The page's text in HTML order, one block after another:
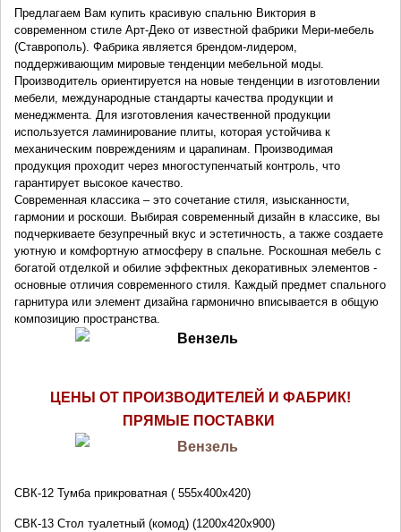
Предлагаем Вам купить красивую спальню Виктория в
современном стиле Арт-Деко от известной фабрики Мери-мебель
(Ставрополь). Фабрика является брендом-лидером,
поддерживающим мировые тенденции мебельной моды.
Производитель ориентируется на новые тенденции в изготовлении
мебели, международные стандарты качества продукции и
менеджмента. Для изготовления качественной продукции
используется ламинирование плиты, которая устойчива к
механическим повреждениям и царапинам. Производимая
продукция проходит через многоступенчатый контроль, что
гарантирует высокое качество.
Современная классика – это сочетание стиля, изысканности,
гармонии и роскоши. Выбирая современный дизайн в классике, вы
подчеркиваете безупречный вкус и эстетичность, а также создаете
уютную и комфортную атмосферу в спальне. Роскошная мебель с
богатой отделкой и обилие эффектных декоративных элементов -
основные отличия современного стиля. Каждый предмет спального
гарнитура или элемент дизайна гармонично вписывается в общую
композицию пространства.
ЦЕНЫ ОТ ПРОИЗВОДИТЕЛЕЙ И ФАБРИК!
ПРЯМЫЕ ПОСТАВКИ
СВК-12 Тумба прикроватная ( 555х400х420)
СВК-13 Стол туалетный (комод) (1200х420х900)